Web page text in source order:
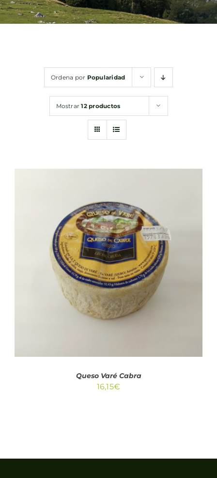
Bebidas
Ordena por Popularidad
Mostrar12 productos
AÑADIR AL CARRITO
/
DETALLES
Queso Varé Cabra
16,15€